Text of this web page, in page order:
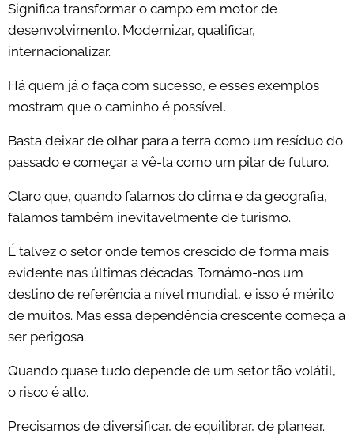
Significa transformar o campo em motor de
desenvolvimento. Modernizar, qualificar,
internacionalizar.
Há quem já o faça com sucesso, e esses exemplos
mostram que o caminho é possível.
Basta deixar de olhar para a terra como um resíduo do
passado e começar a vê-la como um pilar de futuro.
Claro que, quando falamos do clima e da geografia,
falamos também inevitavelmente de turismo.
É talvez o setor onde temos crescido de forma mais
evidente nas últimas décadas. Tornámo-nos um
destino de referência a nível mundial, e isso é mérito
de muitos. Mas essa dependência crescente começa a
ser perigosa.
Quando quase tudo depende de um setor tão volátil,
o risco é alto.
Precisamos de diversificar, de equilibrar, de planear.